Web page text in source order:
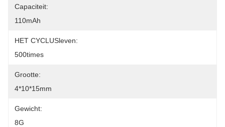
Capaciteit:
110mAh
HET CYCLUSleven:
500times
Grootte:
4*10*15mm
Gewicht:
8G